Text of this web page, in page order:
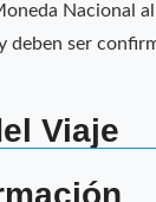
Nacional
ser
Viaje